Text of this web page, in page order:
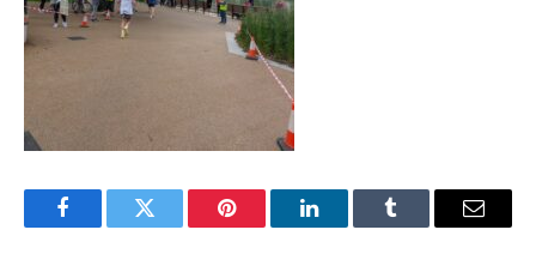
FacebookTwitter Pinterest LinkedInTumblr Email